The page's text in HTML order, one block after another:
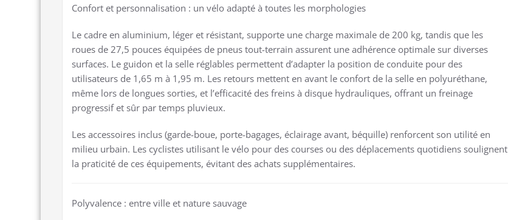
Confort et personnalisation : un vélo adapté à toutes les morphologies
Le cadre en aluminium, léger et résistant, supporte une charge maximale de 200 kg, tandis que les
roues de 27,5 pouces équipées de pneus tout-terrain assurent une adhérence optimale sur diverses
surfaces. Le guidon et la selle réglables permettent d’adapter la position de conduite pour des
utilisateurs de 1,65 m à 1,95 m. Les retours mettent en avant le confort de la selle en polyuréthane,
même lors de longues sorties, et l’efficacité des freins à disque hydrauliques, offrant un freinage
progressif et sûr par temps pluvieux.
Les accessoires inclus (garde-boue, porte-bagages, éclairage avant, béquille) renforcent son utilité en
milieu urbain. Les cyclistes utilisant le vélo pour des courses ou des déplacements quotidiens soulignent
la praticité de ces équipements, évitant des achats supplémentaires.
Polyvalence : entre ville et nature sauvage